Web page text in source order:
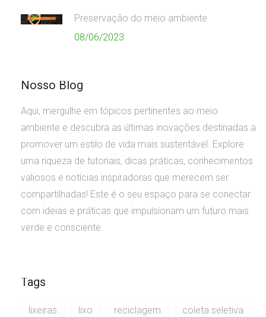
Preservação do meio ambiente
08/06/2023
Nosso Blog
Aqui, mergulhe em tópicos pertinentes ao meio
ambiente e descubra as últimas inovações destinadas a
promover um estilo de vida mais sustentável. Explore
uma riqueza de tutoriais, dicas práticas, conhecimentos
valiosos e notícias inspiradoras que merecem ser
compartilhadas! Este é o seu espaço para se conectar
com ideias e práticas que impulsionam um futuro mais
verde e consciente.
Tags
lixeiras lixo reciclagem coleta seletiva